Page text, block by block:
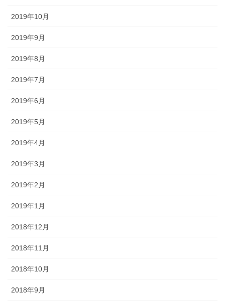
2019年10月
2019年9月
2019年8月
2019年7月
2019年6月
2019年5月
2019年4月
2019年3月
2019年2月
2019年1月
2018年12月
2018年11月
2018年10月
2018年9月